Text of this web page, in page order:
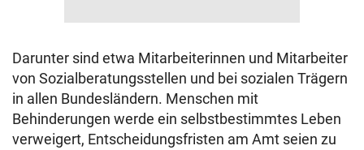
Darunter sind etwa Mitarbeiterinnen und Mitarbeiter
von Sozialberatungsstellen und bei sozialen Trägern
in allen Bundesländern. Menschen mit
Behinderungen werde ein selbstbestimmtes Leben
verweigert, Entscheidungsfristen am Amt seien zu